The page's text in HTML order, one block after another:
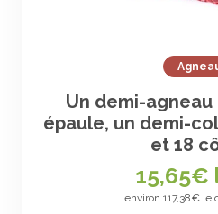
Un demi-
épaule, un demi-
et 18
15,65€
environ 117,38€ le